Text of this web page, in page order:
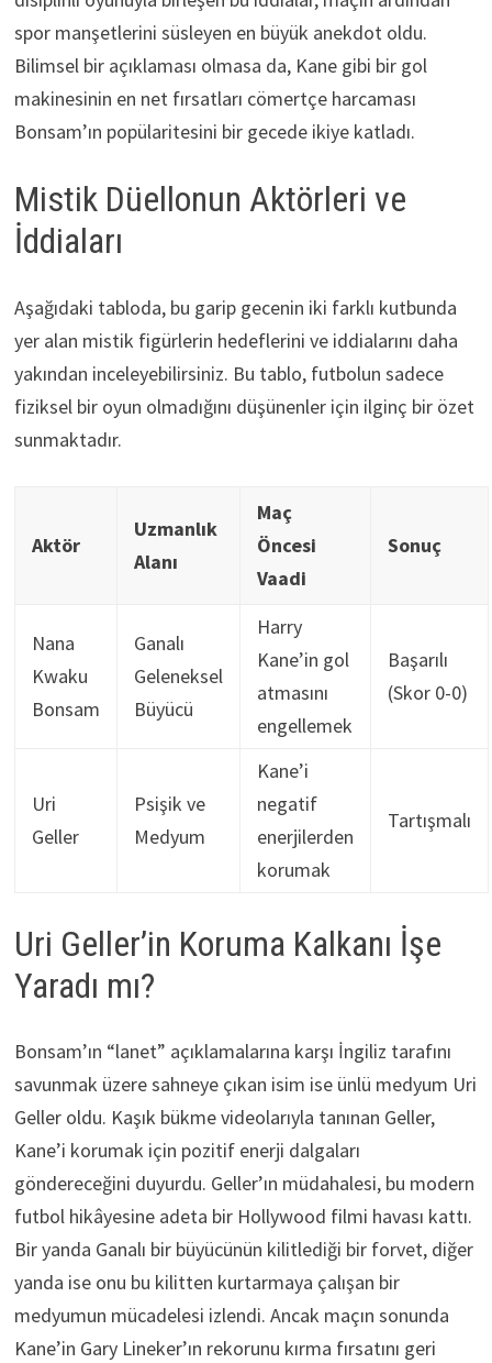
spor manşetlerini süsleyen en büyük anekdot oldu.
Bilimsel bir açıklaması olmasa da, Kane gibi bir gol
makinesinin en net fırsatları cömertçe harcaması
Bonsam’ın popülaritesini bir gecede ikiye katladı.
Mistik Düellonun Aktörleri ve
İddiaları
Aşağıdaki tabloda, bu garip gecenin iki farklı kutbunda
yer alan mistik figürlerin hedeflerini ve iddialarını daha
yakından inceleyebilirsiniz. Bu tablo, futbolun sadece
fiziksel bir oyun olmadığını düşünenler için ilginç bir özet
sunmaktadır.
Aktör
Uzmanlık
Alanı
Maç
Öncesi
Vaadi
Sonuç
Nana
Kwaku
Bonsam
Ganalı
Geleneksel
Büyücü
Harry
Kane’in gol
atmasını
engellemek
Başarılı
(Skor 0-0)
Uri
Geller
Psişik ve
Medyum
Kane’i
negatif
enerjilerden
korumak
Tartışmalı
Uri Geller’in Koruma Kalkanı İşe
Yaradı mı?
Bonsam’ın “lanet” açıklamalarına karşı İngiliz tarafını
savunmak üzere sahneye çıkan isim ise ünlü medyum Uri
Geller oldu. Kaşık bükme videolarıyla tanınan Geller,
Kane’i korumak için pozitif enerji dalgaları
göndereceğini duyurdu. Geller’ın müdahalesi, bu modern
futbol hikâyesine adeta bir Hollywood filmi havası kattı.
Bir yanda Ganalı bir büyücünün kilitlediği bir forvet, diğer
yanda ise onu bu kilitten kurtarmaya çalışan bir
medyumun mücadelesi izlendi. Ancak maçın sonunda
Kane’in Gary Lineker’ın rekorunu kırma fırsatını geri